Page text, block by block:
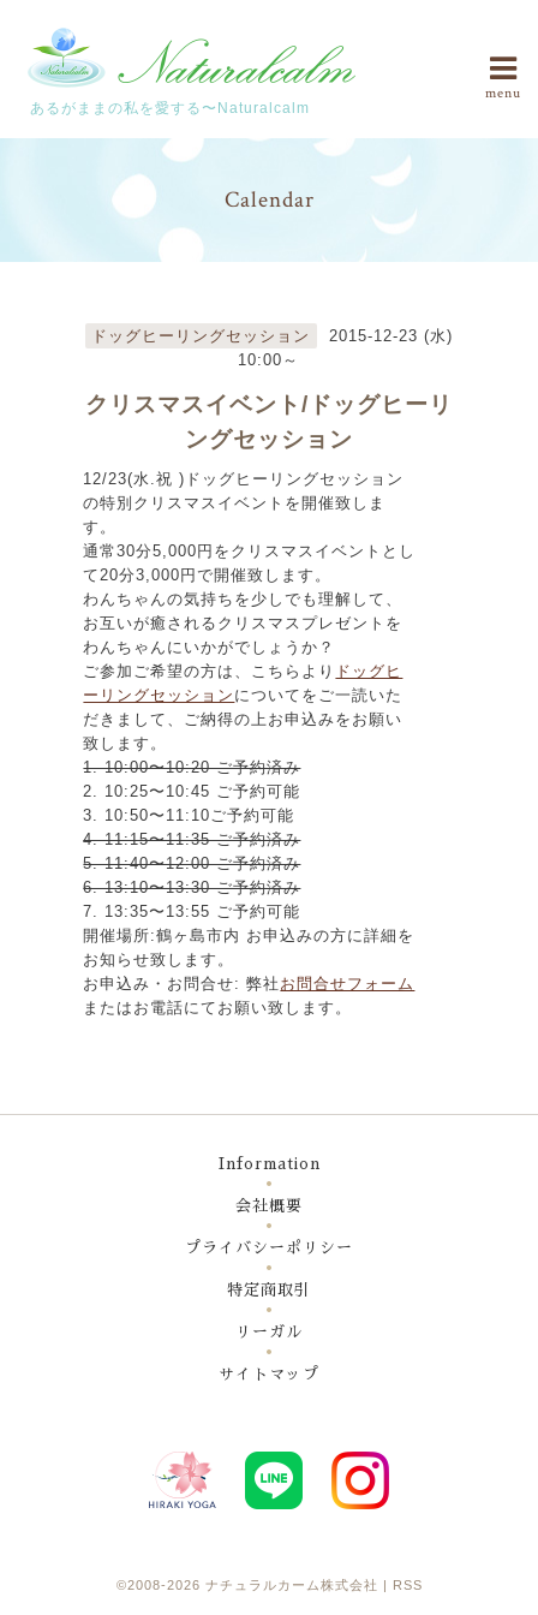
あるがままの私を愛する〜Naturalcalm
menu
Calendar
ドッグヒーリングセッション
2015-12-23 (水)
10:00～
クリスマスイベント/ドッグヒーリ
ングセッション
12/23(水.祝 )ドッグヒーリングセッション
の特別クリスマスイベントを開催致しま
す。
通常30分5,000円をクリスマスイベントとし
て20分3,000円で開催致します。
わんちゃんの気持ちを少しでも理解して、
お互いが癒されるクリスマスプレゼントを
わんちゃんにいかがでしょうか？
ご参加ご希望の方は、こちらより ドッグヒ
ーリングセッション についてをご一読いた
だきまして、ご納得の上お申込みをお願い
致します。
1. 10:00〜10:20 ご予約済み
2. 10:25〜10:45 ご予約可能
3. 10:50〜11:10ご予約可能
4. 11:15〜11:35 ご予約済み
5. 11:40〜12:00 ご予約済み
6. 13:10〜13:30 ご予約済み
7. 13:35〜13:55 ご予約可能
開催場所:鶴ヶ島市内 お申込みの方に詳細を
お知らせ致します。
お申込み・お問合せ: 弊社 お問合せフォーム
またはお電話にてお願い致します。
Information
会社概要
プライバシーポリシー
特定商取引
リーガル
サイトマップ
©2008-2026 ナチュラルカーム株式会社 RSS